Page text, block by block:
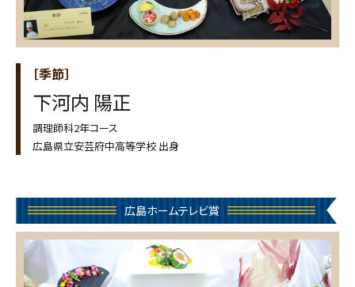
［季節］
下河内 陽正
調理師科2年コース
広島県立安芸府中高等学校 出身
広島ホームテレビ賞